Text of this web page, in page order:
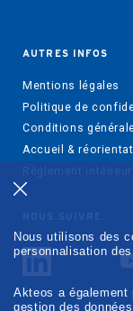
AUTRES INFOS
Mentions légales
Politique de
Conditions
Accueil &
Règlement
NOUS SUIVRE
Nous utilisons des
personnalisation
Akteos a
gestion des